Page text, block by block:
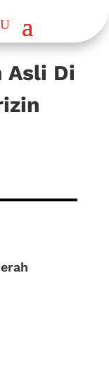
Asli Di